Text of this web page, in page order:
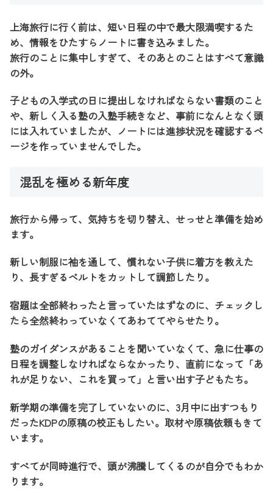
上海旅行に行く前は、短い日程の中で最大限満喫するた
め、情報をひたすらノートに書き込みました。
旅行のことに集中しすぎて、そのあとのことはすべて意識
の外。
子どもの入学式の日に提出しなければならない書類のこと
や、新しく入る塾の入塾手続きなど、事前になんとなく頭
には入れていましたが、ノートには進捗状況を確認するペ
ージを作っていませんでした。
混乱を極める新年度
旅行から帰って、気持ちを切り替え、せっせと準備を始め
ます。
新しい制服に袖を通して、慣れない子供に着方を教えた
り、長すぎるベルトをカットして調節したり。
宿題は全部終わったと言っていたはずなのに、チェックし
たら全然終わっていなくてあわててやらせたり。
塾のガイダンスがあることを聞いていなくて、急に仕事の
日程を調整しなければならなかったり、直前になって「あ
れが足りない、これを買って」と言い出す子どもたち。
新学期の準備を完了していないのに、3月中に出すつもり
だったKDPの原稿の校正もしたい。取材や原稿依頼もきて
います。
すべてが同時進行で、頭が沸騰してくるのが自分でもわか
ります。